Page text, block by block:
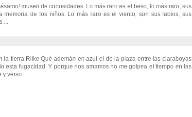
museo de curiosidades. Lo más raro es el beso, lo más raro; sus
memoria de los niños. Lo más raro es el viento, son sus labios, sus
...
la tierra.Rilke Qué ademán en azul el de la plaza entre las claraboyas
esta fugacidad. Y porque nos amamos no me golpea el tiempo en las
y verso. ...